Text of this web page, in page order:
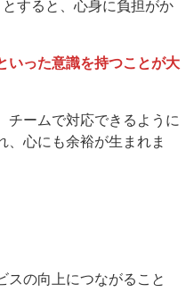
すると、心身に負担がか
いった意識を持つことが大
チームで対応できるように
心にも余裕が生まれま
スの向上につながること